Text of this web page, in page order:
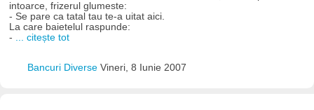
intoarce, frizerul glumeste:
- Se pare ca tatal tau te-a uitat aici.
La care baietelul raspunde:
- ... citește tot
Bancuri Diverse Vineri, 8 Iunie 2007